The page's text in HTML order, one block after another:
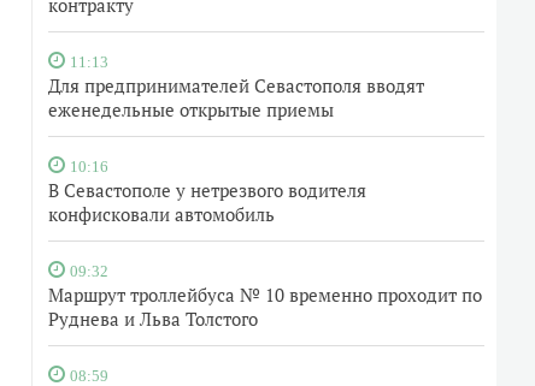
контракту
11:13
Для предпринимателей Севастополя вводят
еженедельные открытые приемы
10:16
В Севастополе у нетрезвого водителя
конфисковали автомобиль
09:32
Маршрут троллейбуса № 10 временно проходит по
Руднева и Льва Толстого
08:59